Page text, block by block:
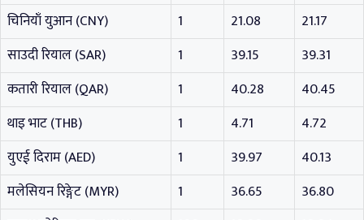
चिनियाँ युआन (CNY)
1 21.08
21.17
साउदी रियाल (SAR)
1 39.15
39.31
कतारी रियाल (QAR)
1 40.28
40.45
थाइ भाट (THB)
1 4.71
4.72
युएई दिराम (AED)
1 39.97
40.13
मलेसियन रिङ्गेट (MYR)
1 36.65
36.80